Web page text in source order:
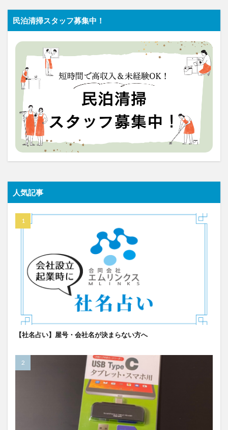
民泊清掃スタッフ募集中！
人気記事
【社名占い】屋号・会社名が決まらない方へ